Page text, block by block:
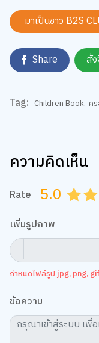
Share สั่
ความคิดเห็น
5.0
เพิ่มรูปภาพ
กำหนดไฟล์รูป jpg, png, gif
ข้อความ
We use cookies
website. You can
Preferences".